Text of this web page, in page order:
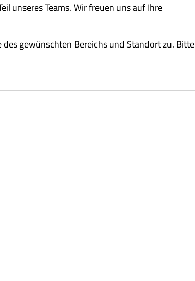
unseres Teams. Wir freuen uns auf Ihre
gewünschten Bereichs und Standort zu. Bitte